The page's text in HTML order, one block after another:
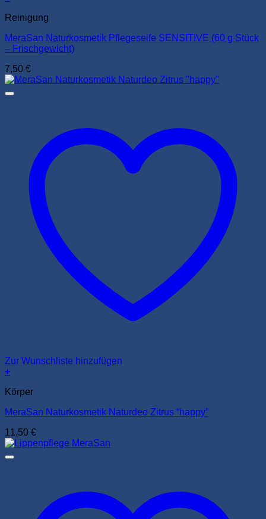
Reinigung
MeraSan Naturkosmetik Pflegeseife SENSITIVE (60 g Stück
– Frischgewicht)
7,50 €
Zur Wunschliste hinzufügen
+
Körper
MeraSan Naturkosmetik Naturdeo Zitrus “happy”
11,50 €